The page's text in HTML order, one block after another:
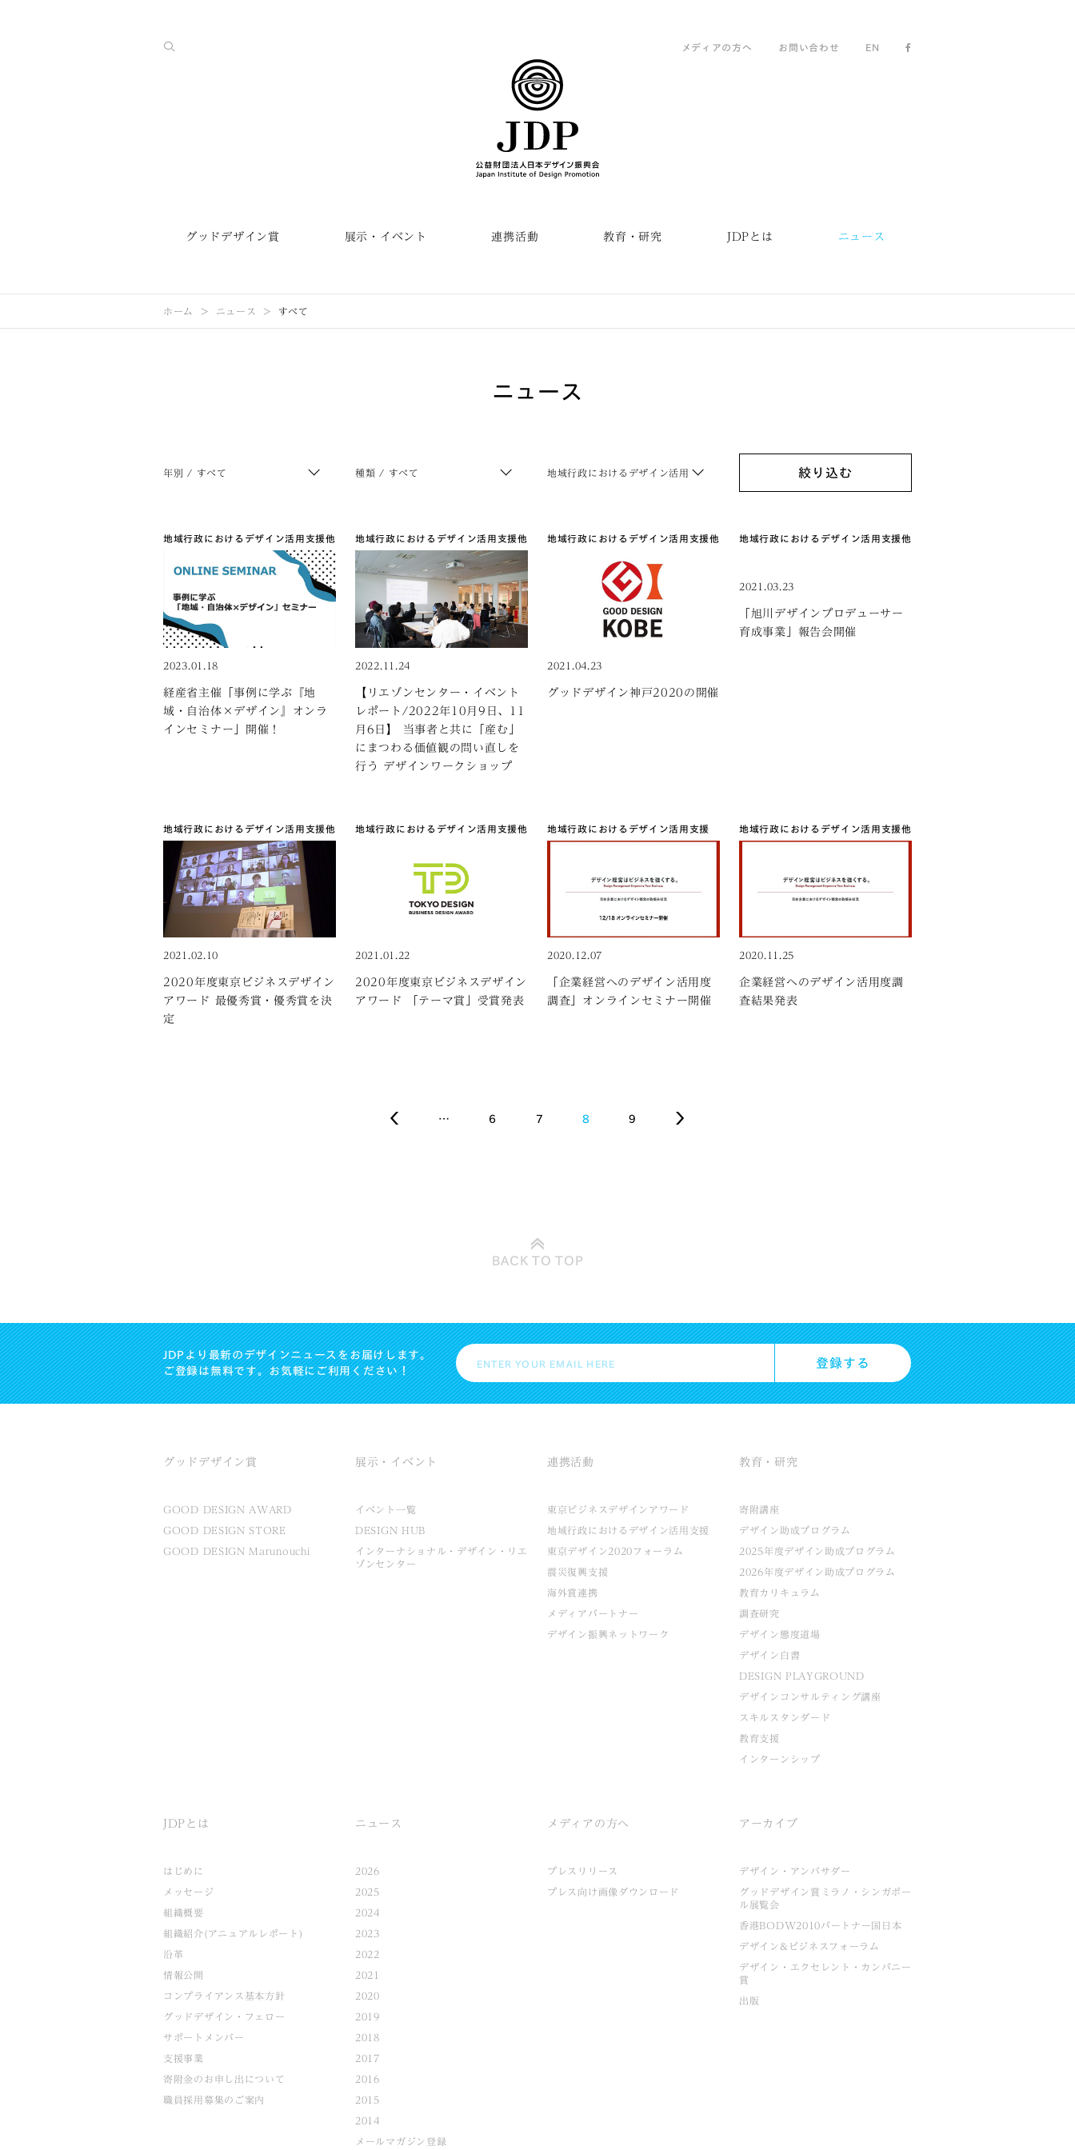
メディアの方へ お問い合わせ EN
グッドデザイン賞 展示・イベント 連携活動 教育・研究 JDPとは ニュース
ホーム ニュース すべて
ニュース
年別 / すべて 種類 / すべて 地域行政におけるデザイン活用支援
地域行政におけるデザイン活用支援他
2023.01.18
経産省主催「事例に学ぶ『地
域・自治体×デザイン』オンラ
インセミナー」開催！
地域行政におけるデザイン活用支援他
2022.11.24
【リエゾンセンター・イベント
レポート/2022年10月9日、11
月6日】 当事者と共に「産む」
にまつわる価値観の問い直しを
行う デザインワークショップ
地域行政におけるデザイン活用支援他
2021.04.23
グッドデザイン神戸2020の開催
地域行政におけるデザイン活用支援他
2021.03.23
「旭川デザインプロデューサー
育成事業」報告会開催
地域行政におけるデザイン活用支援他
2021.02.10
2020年度東京ビジネスデザイン
アワード 最優秀賞・優秀賞を決
定
地域行政におけるデザイン活用支援他
2021.01.22
2020年度東京ビジネスデザイン
アワード 「テーマ賞」受賞発表
地域行政におけるデザイン活用支援
2020.12.07
「企業経営へのデザイン活用度
調査」オンラインセミナー開催
地域行政におけるデザイン活用支援他
2020.11.25
企業経営へのデザイン活用度調
査結果発表
… 6 7 8 9
BACK TOTOP
JDPより最新のデザインニュースをお届けします。
ご登録は無料です。お気軽にご利用ください！
グッドデザイン賞
GOOD DESIGN AWARD
GOOD DESIGN STORE
GOOD DESIGN Marunouchi
展示・イベント
イベント一覧
DESIGN HUB
インターナショナル・デザイン・リエ
ゾンセンター
連携活動
東京ビジネスデザインアワード
地域行政におけるデザイン活用支援
東京デザイン2020フォーラム
震災復興支援
海外賞連携
メディアパートナー
デザイン振興ネットワーク
教育・研究
寄附講座
デザイン助成プログラム
2025年度デザイン助成プログラム
2026年度デザイン助成プログラム
教育カリキュラム
調査研究
デザイン態度道場
デザイン白書
DESIGN PLAYGROUND
デザインコンサルティング講座
スキルスタンダード
教育支援
インターンシップ
JDPとは
はじめに
メッセージ
組織概要
組織紹介(アニュアルレポート)
沿革
情報公開
コンプライアンス基本方針
グッドデザイン・フェロー
サポートメンバー
支援事業
寄附金のお申し出について
職員採用募集のご案内
ニュース
2026
2025
2024
2023
2022
2021
2020
2019
2018
2017
2016
2015
2014
メールマガジン登録
メディアの方へ
プレスリリース
プレス向け画像ダウンロード
アーカイブ
デザイン・アンバサダー
グッドデザイン賞ミラノ・シンガポー
ル展覧会
香港BODW2010パートナー国日本
デザイン&ビジネスフォーラム
デザイン・エクセレント・カンパニー
賞
出版